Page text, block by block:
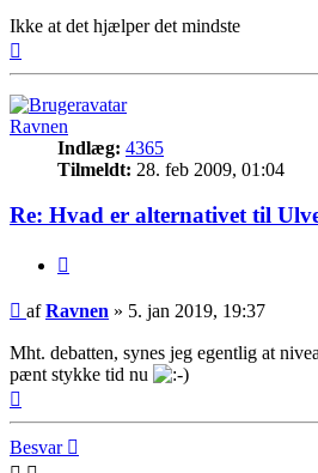
Ikke at det hjælper det mindste
Ravnen
Indlæg: 4365
Tilmeldt: 28. feb 2009, 01:04
Re: Hvad er alternativet til
Indlæg
afRavnen » 5. jan 2019, 19:37
Mht. debatten, synes jeg egentlig at
pænt stykke tid nu
Besvar